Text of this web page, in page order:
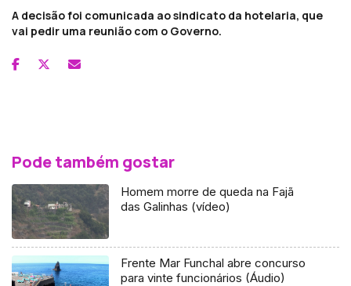
A decisão foi comunicada ao sindicato da hotelaria, que
vai pedir uma reunião com o Governo.
Pode também gostar
Homem morre de queda na Fajã
das Galinhas (vídeo)
Frente Mar Funchal abre concurso
para vinte funcionários (Áudio)